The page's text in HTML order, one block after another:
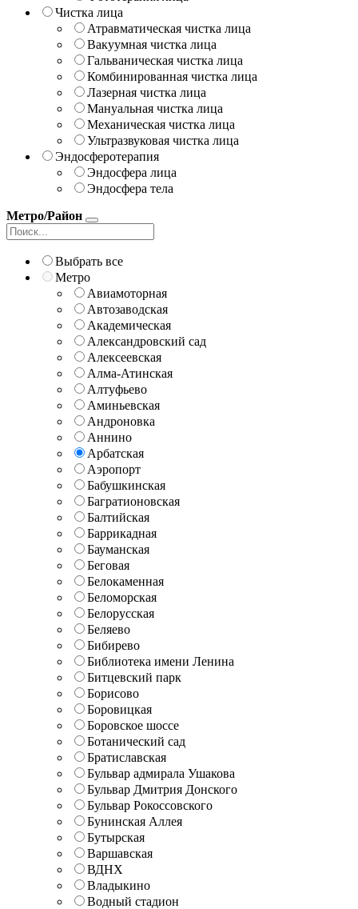
Чистка лица
Атравматическая чистка лица
Вакуумная чистка лица
Гальваническая чистка лица
Комбинированная чистка лица
Лазерная чистка лица
Мануальная чистка лица
Механическая чистка лица
Ультразвуковая чистка лица
Эндосферотерапия
Эндосфера лица
Эндосфера тела
Метро/Район
Выбрать все
Метро
Авиамоторная
Автозаводская
Академическая
Александровский сад
Алексеевская
Алма-Атинская
Алтуфьево
Аминьевская
Андроновка
Аннино
Арбатская
Аэропорт
Бабушкинская
Багратионовская
Балтийская
Баррикадная
Бауманская
Беговая
Белокаменная
Беломорская
Белорусская
Беляево
Бибирево
Библиотека имени Ленина
Битцевский парк
Борисово
Боровицкая
Боровское шоссе
Ботанический сад
Братиславская
Бульвар адмирала Ушакова
Бульвар Дмитрия Донского
Бульвар Рокоссовского
Бунинская Аллея
Бутырская
Варшавская
ВДНХ
Владыкино
Водный стадион